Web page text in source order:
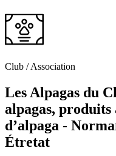
Club / Association
Les Alpagas du
alpagas,
d’alpaga -
Étretat